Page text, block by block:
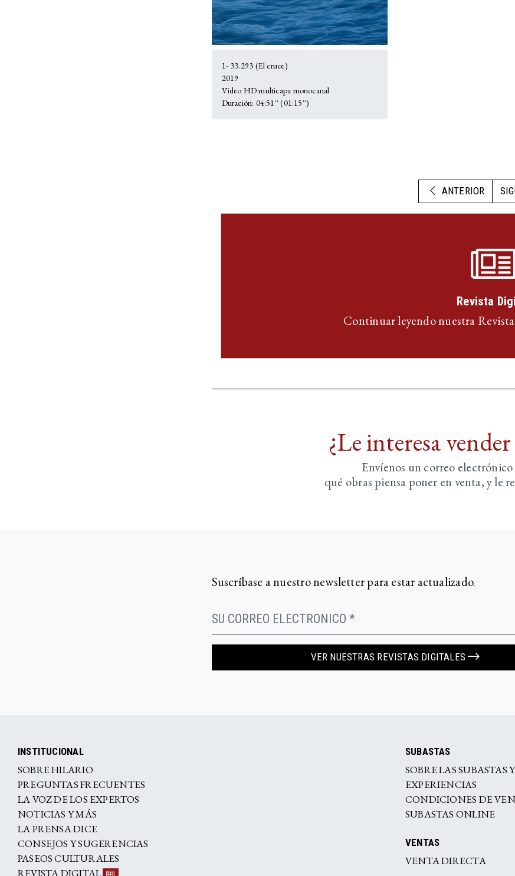
1- 33.293 (El cruce)
2019
Video HD multicapa monocanal
Duración: 04:51'' (01:15'')
ANTERIOR
Revista
Continuar leyendo nuestra
¿Le interesa
Envíenos un correo
qué obras piensa poner en venta, y le
Suscríbase a nuestro newsletter para estar actualizado.
VER NUESTRAS REVISTAS DIGITALES
INSTITUCIONAL
SOBRE HILARIO
PREGUNTAS FRECUENTES
LA VOZ DE LOS EXPERTOS
NOTICIAS Y MÁS
LA PRENSA DICE
CONSEJOS Y SUGERENCIAS
PASEOS CULTURALES
REVISTA DIGITAL
SUBASTAS
SOBRE LAS SUBASTAS Y
EXPERIENCIAS
CONDICIONES DE
SUBASTAS ONLINE
VENTAS
VENTA DIRECTA